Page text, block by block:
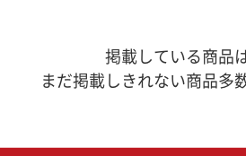
掲載している商品
まだ掲載しきれない商品多